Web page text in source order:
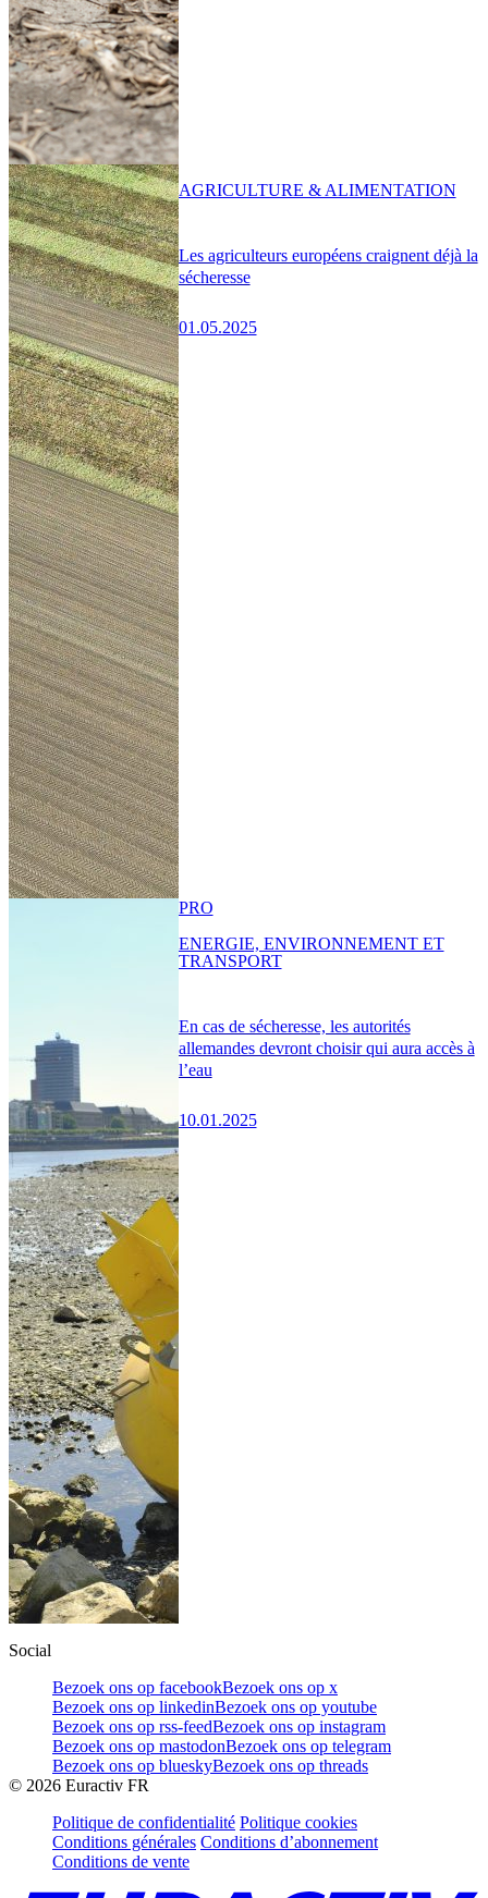
Les agriculteurs européens craignent déjà la
sécheresse
01.05.2025
AGRICULTURE & ALIMENTATION
En cas de sécheresse, les autorités
allemandes devront choisir qui aura accès à
l’eau
10.01.2025
PRO
ENERGIE, ENVIRONNEMENT ET
TRANSPORT
Social
Bezoek ons op facebookBezoek ons op x
Bezoek ons op linkedinBezoek ons op youtube
Bezoek ons op rss-feedBezoek ons op instagram
Bezoek ons op mastodonBezoek ons op telegram
Bezoek ons op blueskyBezoek ons op threads
© 2026 Euractiv FR
Politique de confidentialité Politique cookies
Conditions générales Conditions d’abonnement
Conditions de vente